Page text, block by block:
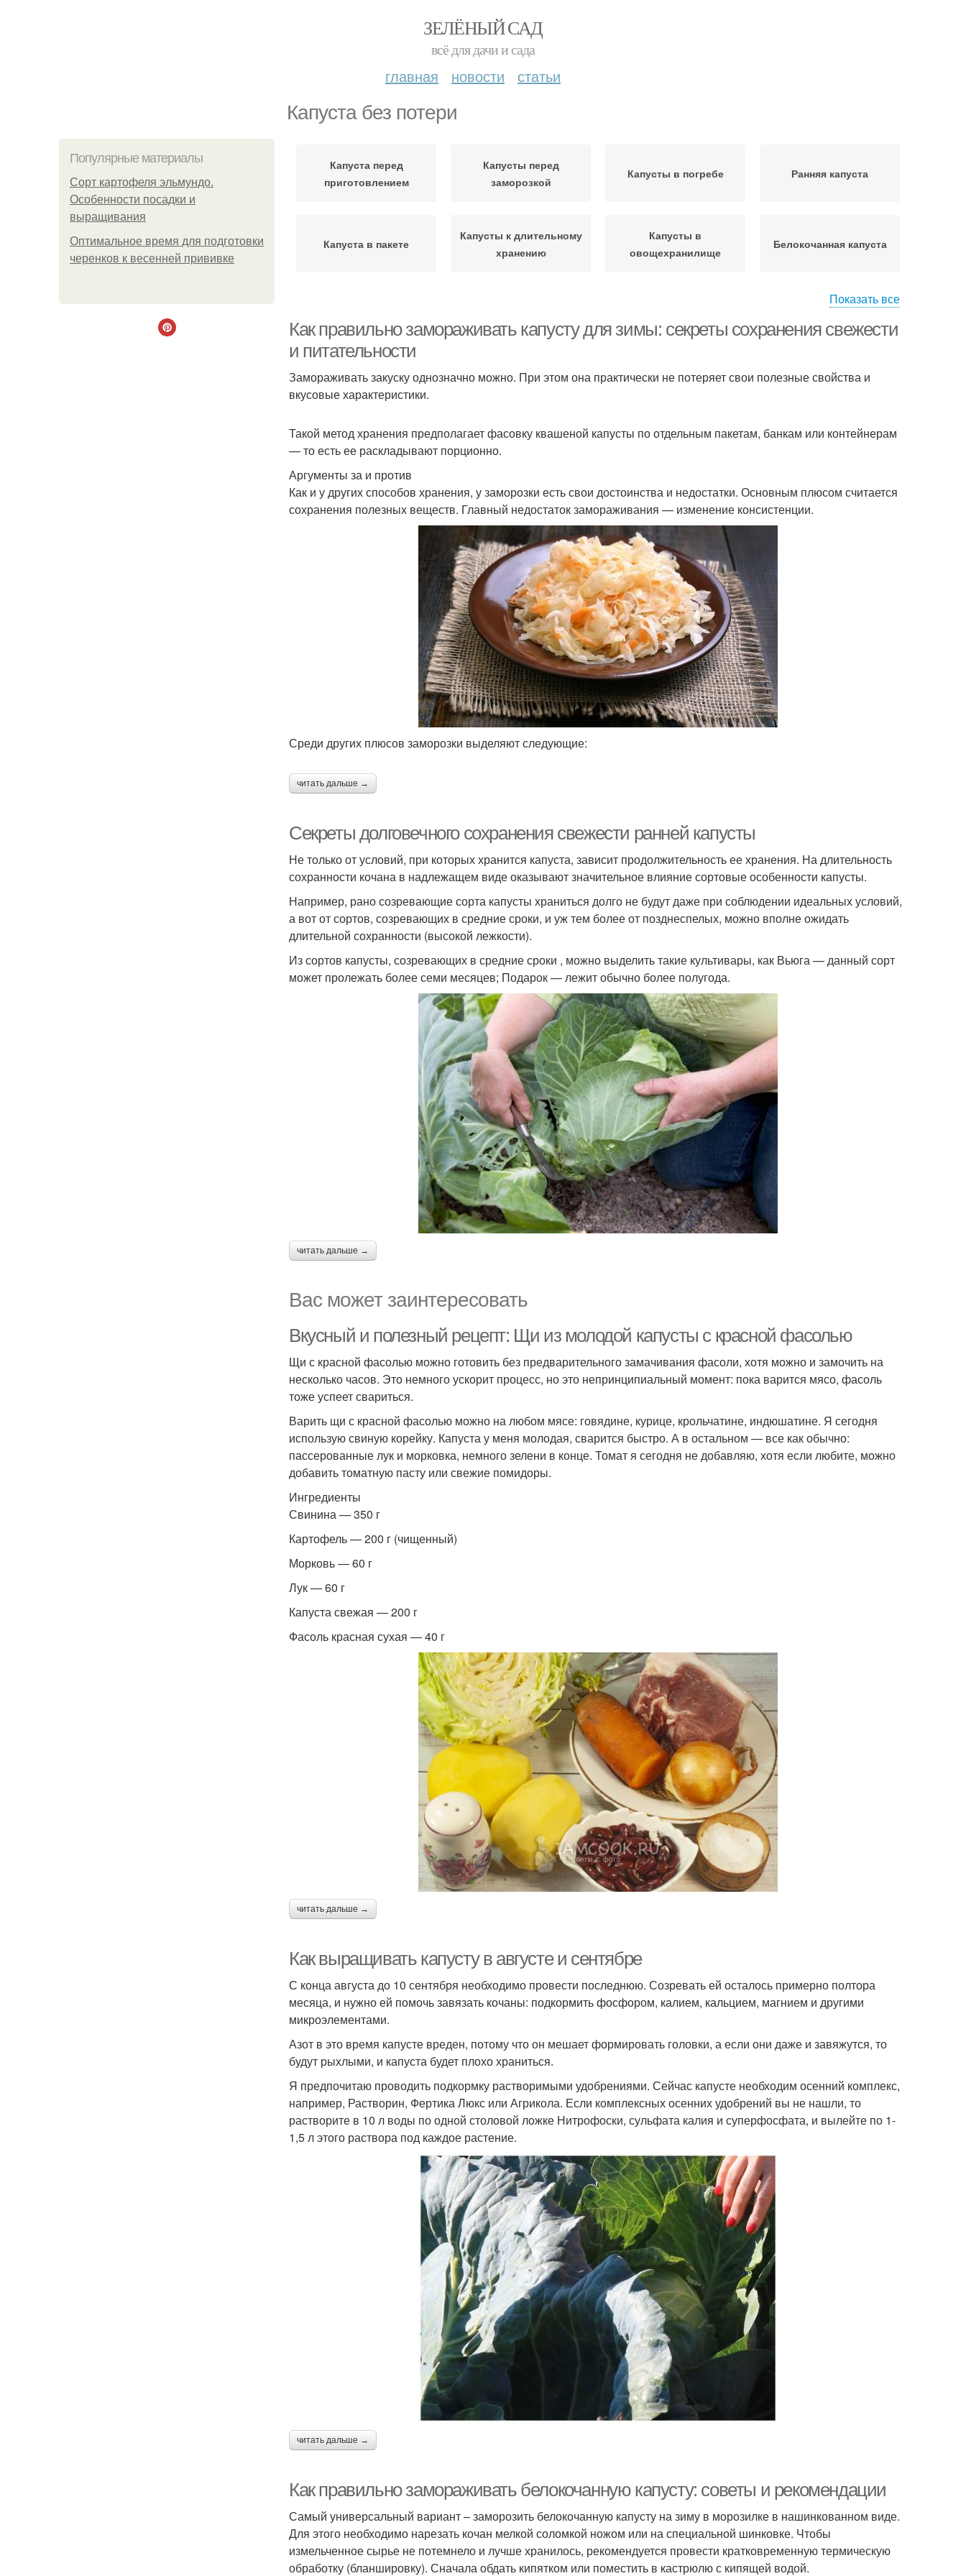
ЗЕЛЁНЫЙ САД
всё для дачи и сада
главная новости статьи
Капуста без потери
Популярные материалы
Сорт картофеля эльмундо.
Особенности посадки и
выращивания
Оптимальное время для подготовки
черенков к весенней прививке
Капуста перед
приготовлением
Капусты перед
заморозкой
Капусты в погребе Ранняя капуста
Капуста в пакете
Капусты к длительному
хранению
Капусты в
овощехранилище
Белокочанная капуста
Показать все
Как правильно замораживать капусту для зимы: секреты сохранения свежести
и питательности
Замораживать закуску однозначно можно. При этом она практически не потеряет свои полезные свойства и
вкусовые характеристики.
Такой метод хранения предполагает фасовку квашеной капусты по отдельным пакетам, банкам или контейнерам
— то есть ее раскладывают порционно.
Аргументы за и против
Как и у других способов хранения, у заморозки есть свои достоинства и недостатки. Основным плюсом считается
сохранения полезных веществ. Главный недостаток замораживания — изменение консистенции.
Среди других плюсов заморозки выделяют следующие:
читать дальше →
Секреты долговечного сохранения свежести ранней капусты
Не только от условий, при которых хранится капуста, зависит продолжительность ее хранения. На длительность
сохранности кочана в надлежащем виде оказывают значительное влияние сортовые особенности капусты.
Например, рано созревающие сорта капусты храниться долго не будут даже при соблюдении идеальных условий,
а вот от сортов, созревающих в средние сроки, и уж тем более от позднеспелых, можно вполне ожидать
длительной сохранности (высокой лежкости).
Из сортов капусты, созревающих в средние сроки , можно выделить такие культивары, как Вьюга — данный сорт
может пролежать более семи месяцев; Подарок — лежит обычно более полугода.
читать дальше →
Вас может заинтересовать
Вкусный и полезный рецепт: Щи из молодой капусты с красной фасолью
Щи с красной фасолью можно готовить без предварительного замачивания фасоли, хотя можно и замочить на
несколько часов. Это немного ускорит процесс, но это непринципиальный момент: пока варится мясо, фасоль
тоже успеет свариться.
Варить щи с красной фасолью можно на любом мясе: говядине, курице, крольчатине, индюшатине. Я сегодня
использую свиную корейку. Капуста у меня молодая, сварится быстро. А в остальном — все как обычно:
пассерованные лук и морковка, немного зелени в конце. Томат я сегодня не добавляю, хотя если любите, можно
добавить томатную пасту или свежие помидоры.
Ингредиенты
Свинина — 350 г
Картофель — 200 г (чищенный)
Морковь — 60 г
Лук — 60 г
Капуста свежая — 200 г
Фасоль красная сухая — 40 г
читать дальше →
Как выращивать капусту в августе и сентябре
С конца августа до 10 сентября необходимо провести последнюю. Созревать ей осталось примерно полтора
месяца, и нужно ей помочь завязать кочаны: подкормить фосфором, калием, кальцием, магнием и другими
микроэлементами.
Азот в это время капусте вреден, потому что он мешает формировать головки, а если они даже и завяжутся, то
будут рыхлыми, и капуста будет плохо храниться.
Я предпочитаю проводить подкормку растворимыми удобрениями. Сейчас капусте необходим осенний комплекс,
например, Растворин, Фертика Люкс или Агрикола. Если комплексных осенних удобрений вы не нашли, то
растворите в 10 л воды по одной столовой ложке Нитрофоски, сульфата калия и суперфосфата, и вылейте по 1-
1,5 л этого раствора под каждое растение.
читать дальше →
Как правильно замораживать белокочанную капусту: советы и рекомендации
Самый универсальный вариант – заморозить белокочанную капусту на зиму в морозилке в нашинкованном виде.
Для этого необходимо нарезать кочан мелкой соломкой ножом или на специальной шинковке. Чтобы
измельченное сырье не потемнело и лучше хранилось, рекомендуется провести кратковременную термическую
обработку (бланшировку). Сначала обдать кипятком или поместить в кастрюлю с кипящей водой.